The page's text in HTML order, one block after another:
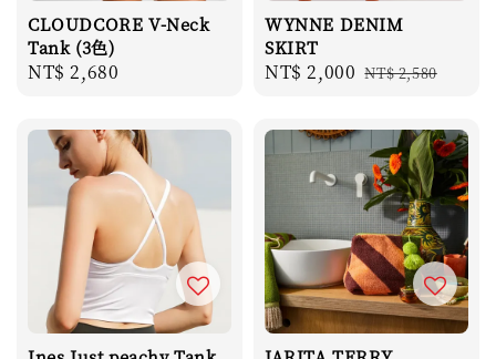
CLOUDCORE V-Neck
Tank (3色)
Regular
NT$ 2,680
WYNNE DENIM
SKIRT
Sale
NT$ 2,000 Regular
NT$ 2,580